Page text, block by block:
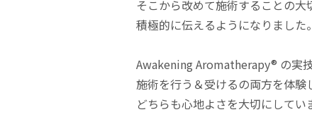
そこから改めて施術することの大
積極的に伝えるようになりました。
Awakening Aromatherapy®︎ の実
施術を行う＆受けるの両方を体験
どちらも心地よさを大切にしてい